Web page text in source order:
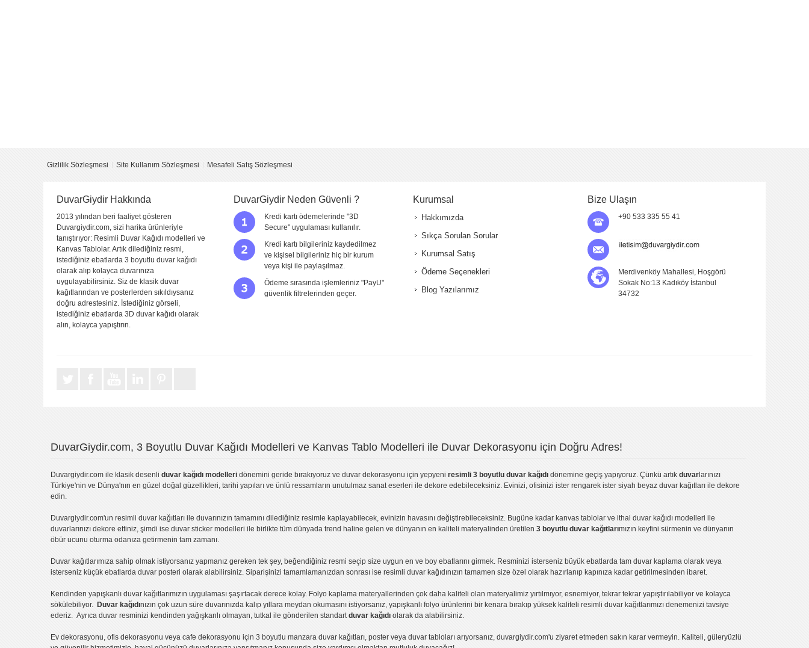
Gizlilik Sözleşmesi Site Kullanım Sözleşmesi Mesafeli Satış Sözleşmesi
DuvarGiydir Hakkında
2013 yılından beri faaliyet gösteren
Duvargiydir.com, sizi harika ürünleriyle
tanıştırıyor: Resimli Duvar Kağıdı modelleri ve
Kanvas Tablolar. Artık dilediğiniz resmi,
istediğiniz ebatlarda 3 boyutlu duvar kağıdı
olarak alıp kolayca duvarınıza
uygulayabilirsiniz. Siz de klasik duvar
kağıtlarından ve posterlerden sıkıldıysanız
doğru adrestesiniz. İstediğiniz görseli,
istediğiniz ebatlarda 3D duvar kağıdı olarak
alın, kolayca yapıştırın.
DuvarGiydir Neden Güvenli ?
Kredi kartı ödemelerinde "3D
Secure" uygulaması kullanılır.
Kredi kartı bilgileriniz kaydedilmez
ve kişisel bilgileriniz hiç bir kurum
veya kişi ile paylaşılmaz.
Ödeme sırasında işlemleriniz "PayU"
güvenlik filtrelerinden geçer.
Kurumsal
Hakkımızda
Sıkça Sorulan Sorular
Kurumsal Satış
Ödeme Seçenekleri
Blog Yazılarımız
Bize Ulaşın
+90 533 335 55 41
Merdivenköy Mahallesi, Hoşgörü
Sokak No:13 Kadıköy İstanbul
34732
DuvarGiydir.com, 3 Boyutlu Duvar Kağıdı Modelleri ve Kanvas Tablo Modelleri ile Duvar Dekorasyonu için Doğru Adres!
Duvargiydir.com ile klasik desenli duvar kağıdı modelleri dönemini geride bırakıyoruz ve duvar dekorasyonu için yepyeni resimli 3 boyutlu duvar kağıdı dönemine geçiş yapıyoruz. Çünkü artık duvar larınızı
Türkiye'nin ve Dünya'nın en güzel doğal güzellikleri, tarihi yapıları ve ünlü ressamların unutulmaz sanat eserleri ile dekore edebileceksiniz. Evinizi, ofisinizi ister rengarek ister siyah beyaz duvar kağıtları ile dekore
edin.
Duvargiydir.com'un resimli duvar kağıtları ile duvarınızın tamamını dilediğiniz resimle kaplayabilecek, evinizin havasını değiştirebileceksiniz. Bugüne kadar kanvas tablo lar ve ithal duvar kağıdı modelleri ile
duvarlarınızı dekore ettiniz, şimdi ise duvar sticker modelleri ile birlikte tüm dünyada trend haline gelen ve dünyanın en kaliteli materyalinden üretilen 3 boyutlu duvar kağıtlarımızın keyfini sürmenin ve dünyanın
öbür ucunu oturma odanıza getirmenin tam zamanı.
Duvar kağıtlarımıza sahip olmak istiyorsanız yapmanız gereken tek şey, beğendiğiniz resmi seçip size uygun en ve boy ebatlarını girmek. Resminizi isterseniz büyük ebatlarda tam duvar kaplama olarak veya
isterseniz küçük ebatlarda duvar posteri olarak alabilirsiniz. Siparişinizi tamamlamanızdan sonrası ise resimli duvar kağıdınızın tamamen size özel olarak hazırlanıp kapınıza kadar getirilmesinden ibaret.
Kendinden yapışkanlı duvar kağıtlarımızın uygulaması şaşırtacak derece kolay. Folyo kaplama materyallerinden çok daha kaliteli olan materyalimiz yırtılmıyor, esnemiyor, tekrar tekrar yapıştırılabiliyor ve kolayca
sökülebiliyor. Duvar kağıdınızın çok uzun süre duvarınızda kalıp yıllara meydan okumasını istiyorsanız, yapışkanlı folyo ürünlerini bir kenara bırakıp yüksek kaliteli resimli duvar kağıtlarımızı denemenizi tavsiye
ederiz. Ayrıca duvar resminizi kendinden yağışkanlı olmayan, tutkal ile gönderilen standartduvar kağıdı olarak da alabilirsiniz.
Ev dekorasyonu, ofis dekorasyonu veya cafe dekorasyonu için 3 boyutlu manzara duvar kağıtları, poster veya duvar tabloları arıyorsanız, duvargiydir.com'u ziyaret etmeden sakın karar vermeyin. Kaliteli, güleryüzlü